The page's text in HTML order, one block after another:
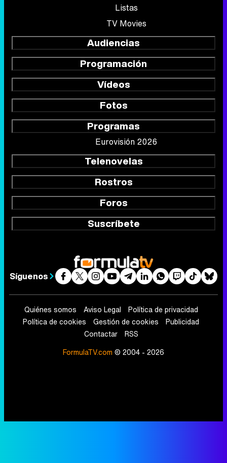
Listas
TV Movies
Audiencias
Programación
Vídeos
Fotos
Programas
Eurovisión 2026
Telenovelas
Rostros
Foros
Suscríbete
Síguenos
Quiénes somos Aviso Legal
Política de privacidad
Política de cookies
Gestión de cookies
Publicidad
Contactar
RSS
FormulaTV.com © 2004 - 2026